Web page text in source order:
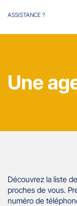
ASSISTANCE ?
Une
Découvrez la liste
proches de vous.
numéro de